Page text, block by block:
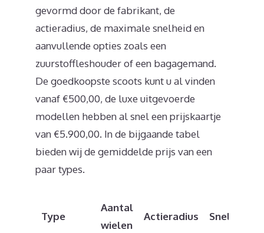
gevormd door de fabrikant, de
actieradius, de maximale snelheid en
aanvullende opties zoals een
zuurstoffleshouder of een bagagemand.
De goedkoopste scoots kunt u al vinden
vanaf €500,00, de luxe uitgevoerde
modellen hebben al snel een prijskaartje
van €5.900,00. In de bijgaande tabel
bieden wij de gemiddelde prijs van een
paar types.
Type
Aantal
wielen
Actieradius Snelheid